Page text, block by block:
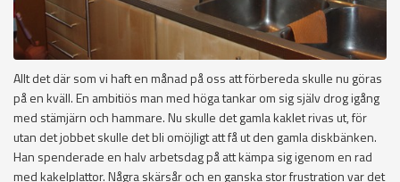
Allt det där som vi haft en månad på oss att förbereda skulle nu göras
på en kväll. En ambitiös man med höga tankar om sig själv drog igång
med stämjärn och hammare. Nu skulle det gamla kaklet rivas ut, för
utan det jobbet skulle det bli omöjligt att få ut den gamla diskbänken.
Han spenderade en halv arbetsdag på att kämpa sig igenom en rad
med kakelplattor. Några skärsår och en ganska stor frustration var det